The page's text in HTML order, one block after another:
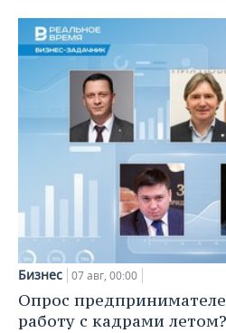
Бизнес 07 авг, 00:00
Опрос
работу с кадрами летом?